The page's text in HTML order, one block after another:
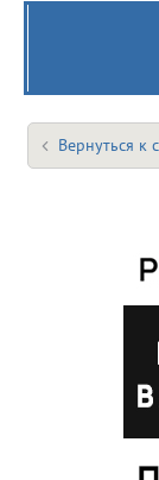
Вернуться к